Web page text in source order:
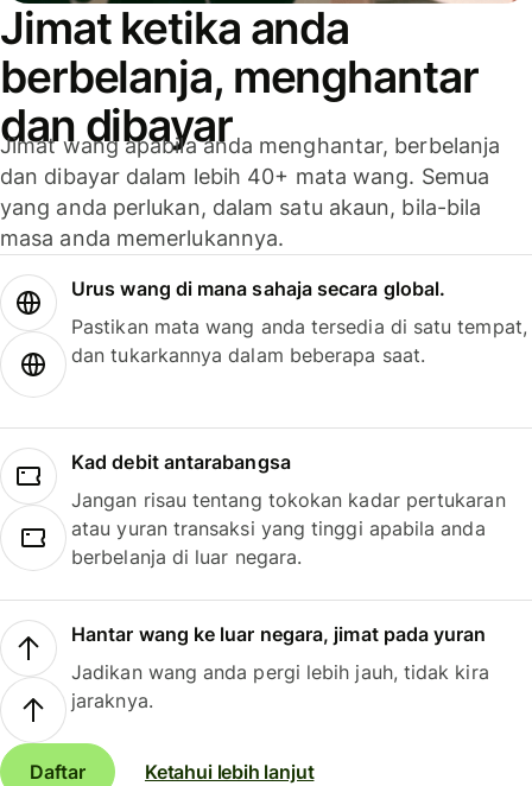
Jimat ketika anda
berbelanja, menghantar
dan dibayar
Jimat wang apabila anda menghantar, berbelanja
dan dibayar dalam lebih 40+ mata wang. Semua
yang anda perlukan, dalam satu akaun, bila-bila
masa anda memerlukannya.
Urus wang di mana sahaja secara global.
Pastikan mata wang anda tersedia di satu tempat,
dan tukarkannya dalam beberapa saat.
Kad debit antarabangsa
Jangan risau tentang tokokan kadar pertukaran
atau yuran transaksi yang tinggi apabila anda
berbelanja di luar negara.
Hantar wang ke luar negara, jimat pada yuran
Jadikan wang anda pergi lebih jauh, tidak kira
jaraknya.
Daftar Ketahui lebih lanjut